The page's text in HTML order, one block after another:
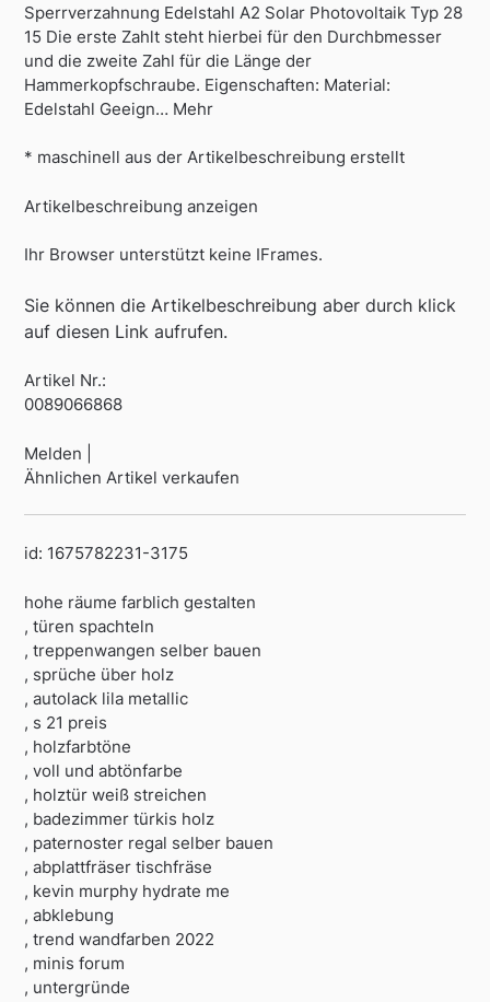
Sperrverzahnung Edelstahl A2 Solar Photovoltaik Typ 28
15 Die erste Zahlt steht hierbei für den Durchbmesser
und die zweite Zahl für die Länge der
Hammerkopfschraube. Eigenschaften: Material:
Edelstahl Geeign… Mehr
* maschinell aus der Artikelbeschreibung erstellt
Artikelbeschreibung anzeigen
Ihr Browser unterstützt keine IFrames.
Sie können die Artikelbeschreibung aber durch klick
auf diesen Link aufrufen.
Artikel Nr.:
0089066868
Melden |
Ähnlichen Artikel verkaufen
id: 1675782231-3175
hohe räume farblich gestalten
, türen spachteln
, treppenwangen selber bauen
, sprüche über holz
, autolack lila metallic
, s 21 preis
, holzfarbtöne
, voll und abtönfarbe
, holztür weiß streichen
, badezimmer türkis holz
, paternoster regal selber bauen
, abplattfräser tischfräse
, kevin murphy hydrate me
, abklebung
, trend wandfarben 2022
, minis forum
, untergründe